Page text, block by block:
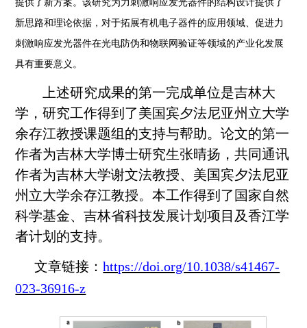
提供了新方案。该研究为力刺激响应发光器件的结构设计提供了
新思路和理论依据，对于拓展有机电子器件的应用领域、促进力
刺激响应发光器件在光电防伪和物联网验证等领域的产业化发展
具有重要意义。
上述研究成果的第一完成单位是吉林大
学，研究工作得到了美国宾夕法尼亚州立大学
余存江教授课题组的支持与帮助。论文的第一
作者为吉林大学博士研究生张晴扬，共同通讯
作者为吉林大学谢文法教授、美国宾夕法尼亚
州立大学余存江教授。本工作得到了国家自然
科学基金、吉林省科技发展计划项目及香江学
者计划的支持。
文章链接：https://doi.org/10.1038/s41467-
023-36916-z